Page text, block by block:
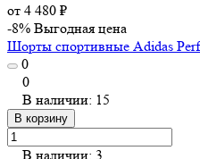
от 4 480 ₽
-8% Выгодная цена
Шорты спортивные Adidas
0
0
В наличии: 15
В корзину
В наличии: 3